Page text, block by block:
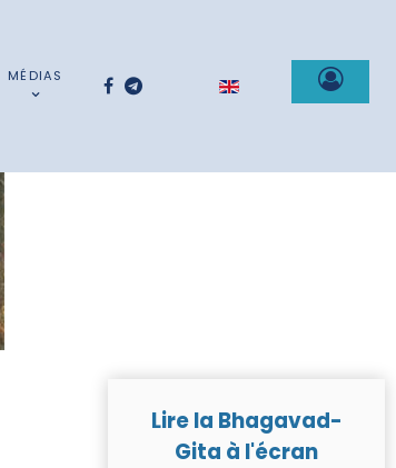
MÉDIAS Sélectionnez votre
Lire la Bhagavad-
Gita à l'écran